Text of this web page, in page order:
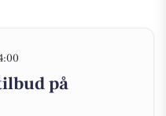
på